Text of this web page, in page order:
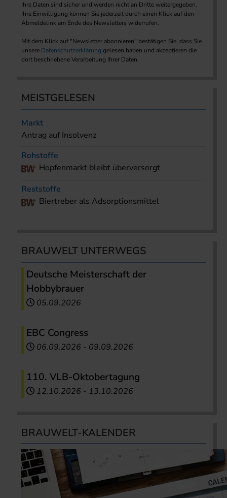
Ihre Daten sind sicher und werden nicht an Dritte weitergegeben.
Ihre Einwilligung können Sie jederzeit durch einen Klick auf den
Abmeldelink am Ende des Newsletters widerrufen.
Mit dem Klick auf "Newsletter abonnieren" bestätigen Sie, dass Sie
unsere Datenschutzerklärung gelesen haben und akzeptieren die
dort beschriebene Verarbeitung Ihrer Daten.
MEISTGELESEN
Markt
Antrag auf Insolvenz
Rohstoffe
Hopfenmarkt bleibt überversorgt
Reststoffe
Biertreber als Adsorptionsmittel
BRAUWELT UNTERWEGS
Deutsche Meisterschaft der
Hobbybrauer
05.09.2026
EBC Congress
06.09.2026 - 09.09.2026
110. VLB-Oktobertagung
12.10.2026 - 13.10.2026
BRAUWELT-KALENDER